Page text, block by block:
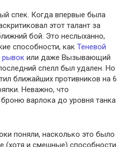
спек. Когда впервые была
этот талант за
бой. Это неслыханно,
способности, как Теневой
рывок или даже Вызывающий
спелл был удален. Но
ближайших противников на 6
Неважно, что
варлока до уровня танка
поняли, насколько это было
(хотя и смешные) способности